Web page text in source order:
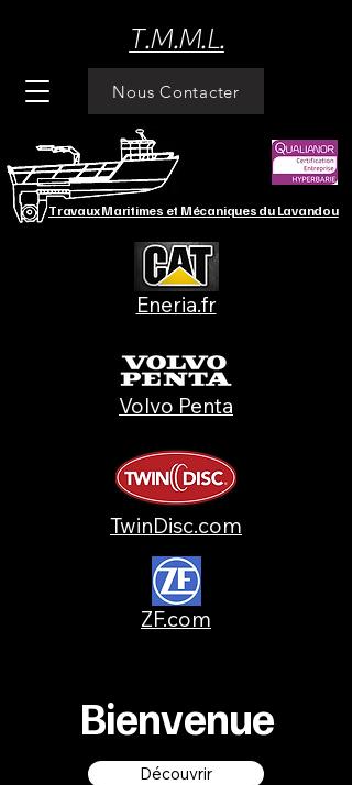
T.M.M.L.
Travaux Maritimes et Mécaniques du Lavandou
Eneria.fr
Volvo Penta
TwinDisc.com
ZF.com
Nous Contacter
Bienvenue
Découvrir